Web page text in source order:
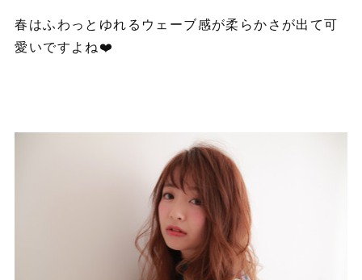
春はふわっとゆれるウェーブ感が柔らかさが出て可
愛いですよね❤️